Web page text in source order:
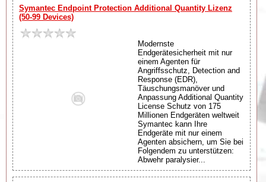
Symantec Endpoint Protection Additional Quantity Lizenz
(50-99 Devices)
Modernste
Endgerätesicherheit mit nur
einem Agenten für
Angriffsschutz, Detection and
Response (EDR),
Täuschungsmanöver und
Anpassung Additional Quantity
License Schutz von 175
Millionen Endgeräten weltweit
Symantec kann Ihre
Endgeräte mit nur einem
Agenten absichern, um Sie bei
Folgendem zu unterstützen:
Abwehr paralysier...